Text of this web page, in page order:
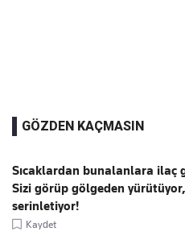
GÖZDEN KAÇMASIN
Sıcaklardan bunalanlara ilaç
Sizi görüp gölgeden
serinletiyor!
Kaydet